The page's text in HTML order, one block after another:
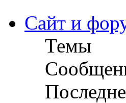
Сайт и
Темы